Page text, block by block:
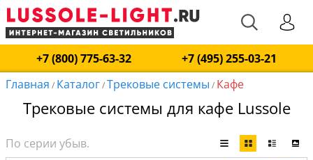
+7 (800) 775-63-32
+7 (495) 255-03-21
Главная / Каталог/Трековые системы / Кафе
Трековые системы для кафе Lussole